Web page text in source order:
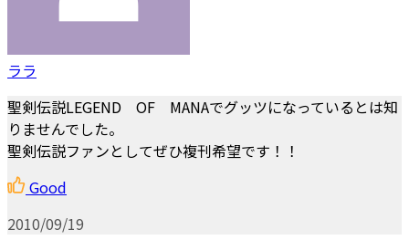
ララ
聖剣伝説LEGEND OF MANAでグッツになっているとは知
りませんでした。
聖剣伝説ファンとしてぜひ複刊希望です！！
Good
2010/09/19